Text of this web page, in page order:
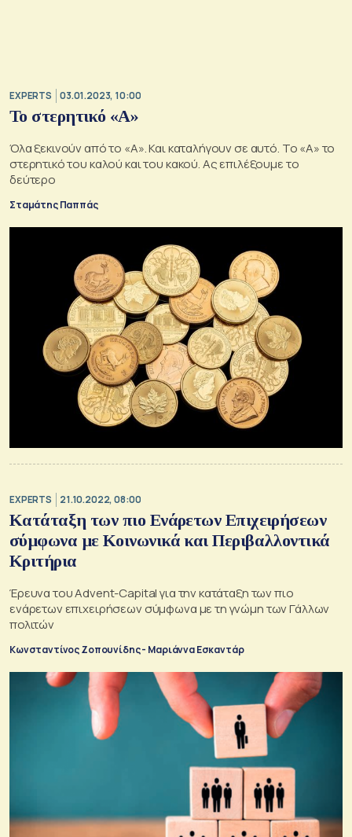
EXPERTS 03.01.2023, 10:00
Το στερητικό «Α»
Όλα ξεκινούν από το «Α». Και καταλήγουν σε αυτό. Το «Α» το
στερητικό του καλού και του κακού. Ας επιλέξουμε το
δεύτερο
Σταμάτης Παππάς
EXPERTS 21.10.2022, 08:00
Κατάταξη των πιο Ενάρετων Επιχειρήσεων
σύμφωνα με Κοινωνικά και Περιβαλλοντικά
Κριτήρια
Έρευνα του Advent-Capital για την κατάταξη των πιο
ενάρετων επιχειρήσεων σύμφωνα με τη γνώμη των Γάλλων
πολιτών
Κωνσταντίνος Ζοπουνίδης - Μαριάννα Εσκαντάρ